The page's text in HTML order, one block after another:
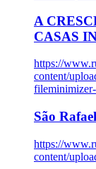
A
CASAS
https://
content/
São
https://
content/